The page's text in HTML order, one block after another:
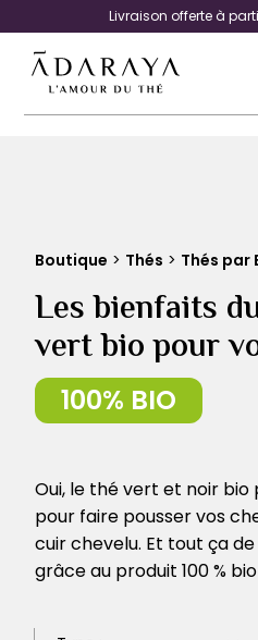
Livraison offerte à
Boutique > Thés > Thés par
Les bienfaits
vert bio pour
Oui, le thé vert et noir
pour faire pousser vos
cuir chevelu. Et tout ça
grâce au produit 100 %